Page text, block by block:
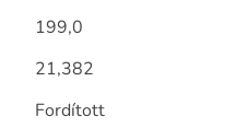
199,0
21,382
Fordított